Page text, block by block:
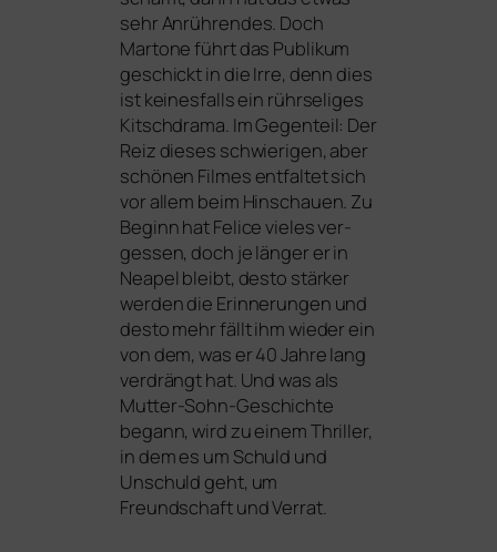
sehr Anrührendes. Doch
Martone führt das Publikum
geschickt in die Irre, denn dies
ist kei­nes­falls ein rühr­se­li­ges
Kitschdrama. Im Gegenteil: Der
Reiz die­ses schwie­ri­gen, aber
schö­nen Filmes ent­fal­tet sich
vor allem beim Hinschauen. Zu
Beginn hat Felice vie­les ver­
ges­sen, doch je län­ger er in
Neapel bleibt, des­to stär­ker
wer­den die Erinnerungen und
des­to mehr fällt ihm wie­der ein
von dem, was er 40 Jahre lang
ver­drängt hat. Und was als
Mutter-Sohn-Geschichte
begann, wird zu einem Thriller,
in dem es um Schuld und
Unschuld geht, um
Freundschaft und Verrat.